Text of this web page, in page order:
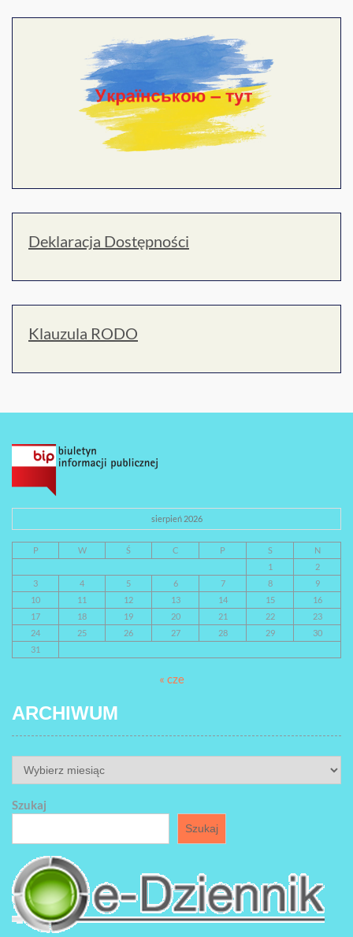
Deklaracja Dostępności
Klauzula RODO
sierpień 2026
P W Ś C P S
N
1
2
3
4 5 6 7 8
9
10
11 12 13 14 15
16
17
18 19 20 21 22
23
24
25 26 27 28 29
30
31
« cze
ARCHIWUM
ARCHIWUM
Szukaj
Szukaj